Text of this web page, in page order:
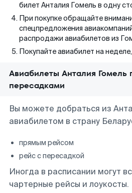
билет Анталия Гомель в одну
При покупке обращайте
спецпредложения
распродажи авиабилетов из
Покупайте авиабилет на
Авиабилеты Анталия Гомель
пересадками
Вы можете добраться из
авиабилетом в страну
прямым рейсом
рейс с пересадкой
Иногда в расписании могут
чартерные рейсы и лоукосты.